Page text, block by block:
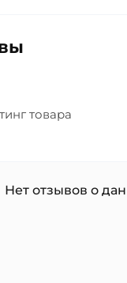
товара
Нет отзывов о